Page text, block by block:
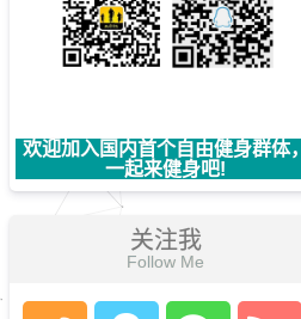
欢迎加入国内首个自由健身群体，
一起来健身吧!
关注我
Follow Me